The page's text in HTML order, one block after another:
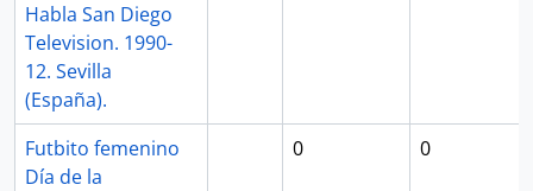
Habla San Diego
Television. 1990-
12. Sevilla
(España).
Futbito femenino
Día de la
0 0